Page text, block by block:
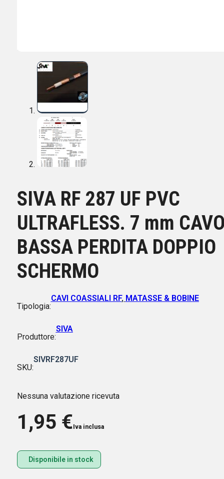
SIVA RF 287 UF PVC
ULTRAFLESS. 7 mm
BASSA PERDITA DOPPIO
SCHERMO
Tipologia:
CAVI COASSIALI RF, MATASSE & BOBINE
Produttore:
SIVA
SKU:
SIVRF287UF
Nessuna valutazione ricevuta
1,95 € Iva inclusa
Disponibile in stock